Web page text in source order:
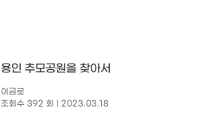
용인 추모공원을 찾아서
이금로
조회수 392 회
| 2023.03.18